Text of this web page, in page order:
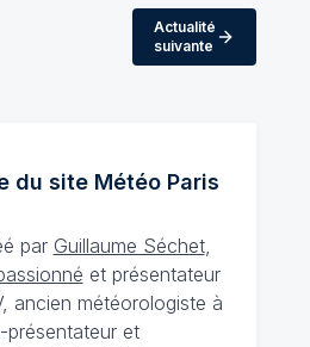
Actualité
suivante
du site MétéoParis
par Guillaume Séchet,
et présentateur
ancien météorologiste à
et